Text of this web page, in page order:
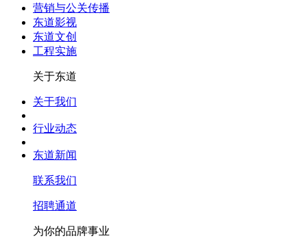
营销与公关传播
东道影视
东道文创
工程实施
关于东道
关于我们
行业动态
东道新闻
联系我们
招聘通道
为你的品牌事业